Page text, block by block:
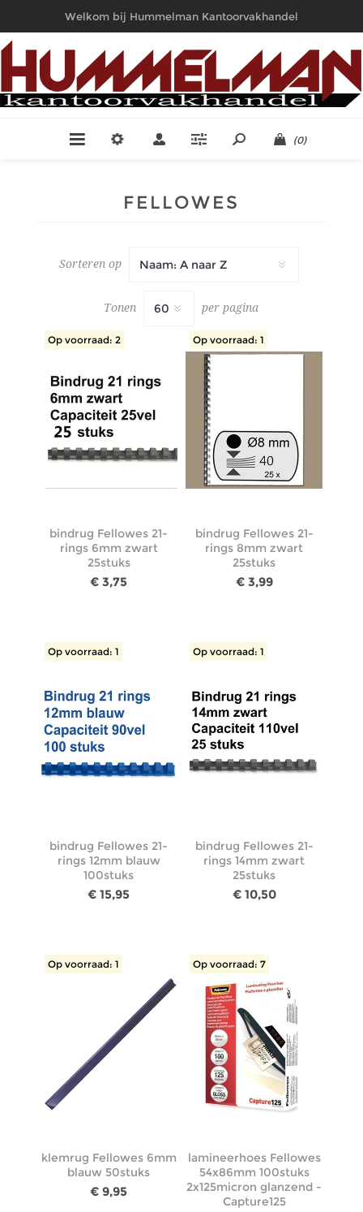
Welkom bij Hummelman Kantoorvakhandel
(0)
FELLOWES
Sorteren op
Tonen per pagina
Op voorraad: 2
bindrug Fellowes 21-
rings 6mm zwart
25stuks
€ 3,75
Op voorraad: 1
bindrug Fellowes 21-
rings 8mm zwart
25stuks
€ 3,99
Op voorraad: 1
bindrug Fellowes 21-
rings 12mm blauw
100stuks
€ 15,95
Op voorraad: 1
bindrug Fellowes 21-
rings 14mm zwart
25stuks
€ 10,50
Op voorraad: 1
klemrug Fellowes 6mm
blauw 50stuks
€ 9,95
Op voorraad: 7
lamineerhoes Fellowes
54x86mm 100stuks
2x125micron glanzend -
Capture125